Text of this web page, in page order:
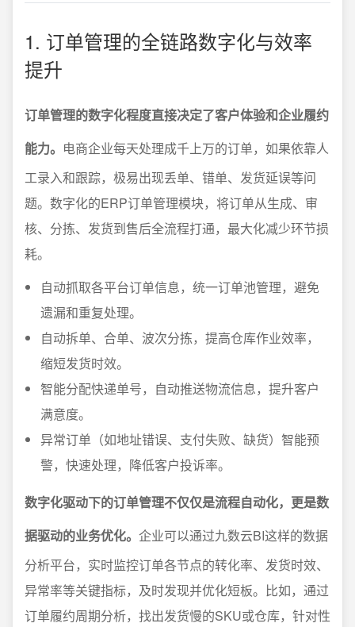
1. 订单管理的全链路数字化与效率
提升
订单管理的数字化程度直接决定了客户体验和企业履约
能力。 电商企业每天处理成千上万的订单，如果依靠人
工录入和跟踪，极易出现丢单、错单、发货延误等问
题。数字化的ERP订单管理模块，将订单从生成、审
核、分拣、发货到售后全流程打通，最大化减少环节损
耗。
自动抓取各平台订单信息，统一订单池管理，避免
遗漏和重复处理。
自动拆单、合单、波次分拣，提高仓库作业效率，
缩短发货时效。
智能分配快递单号，自动推送物流信息，提升客户
满意度。
异常订单（如地址错误、支付失败、缺货）智能预
警，快速处理，降低客户投诉率。
数字化驱动下的订单管理不仅仅是流程自动化，更是数
据驱动的业务优化。 企业可以通过九数云BI这样的数据
分析平台，实时监控订单各节点的转化率、发货时效、
异常率等关键指标，及时发现并优化短板。比如，通过
订单履约周期分析，找出发货慢的SKU或仓库，针对性